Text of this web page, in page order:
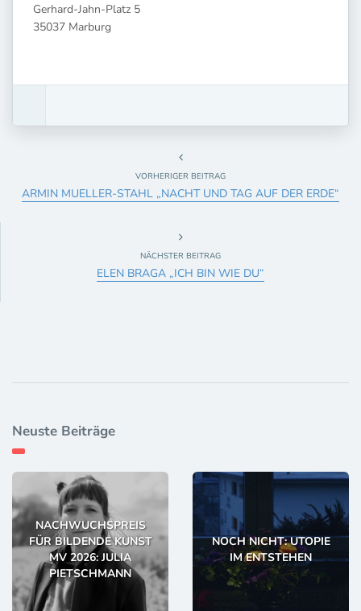
Gerhard-Jahn-Platz 5
35037 Marburg
VORHERIGER BEITRAG
ARMIN MUELLER-STAHL „NACHT UND TAG AUF DER ERDE“
NÄCHSTER BEITRAG
ELEN BRAGA „ICH BIN WIE DU“
Neuste Beiträge
NACHWUCHSPREIS
FÜR BILDENDE KUNST
MV 2026: JULIA
PIETSCHMANN
NOCH NICHT: UTOPIE
IM ENTSTEHEN